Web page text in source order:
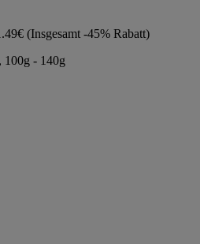
(Insgesamt -45% Rabatt)
100g - 140g